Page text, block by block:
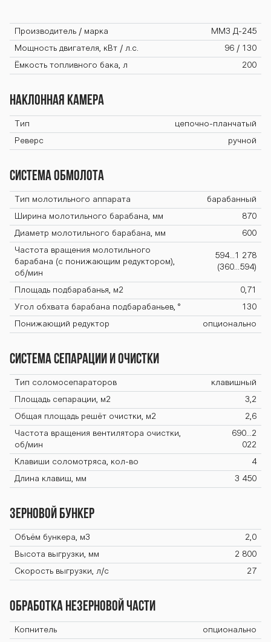
Производитель / марка ММЗ Д-245
Мощность двигателя, кВт / л.с. 96 / 130
Ёмкость топливного бака, л 200
Наклонная камера
Тип цепочно-планчатый
Реверс ручной
Система обмолота
Тип молотильного аппарата барабанный
Ширина молотильного барабана, мм 870
Диаметр молотильного барабана, мм 600
Частота вращения молотильного
барабана (с понижающим редуктором),
об/мин
594…1 278
(360…594)
Площадь подбарабанья, м2 0,71
Угол обхвата барабана подбарабаньев, ° 130
Понижающий редуктор опционально
Система сепарации и очистки
Тип соломосепараторов клавишный
Площадь сепарации, м2 3,2
Общая площадь решёт очистки, м2 2,6
Частота вращения вентилятора очистки,
об/мин
690...2
022
Клавиши соломотряса, кол-во 4
Длина клавиш, мм 3 450
Зерновой бункер
Объём бункера, м3 2,0
Высота выгрузки, мм 2 800
Скорость выгрузки, л/с 27
Обработка незерновой части
Копнитель опционально